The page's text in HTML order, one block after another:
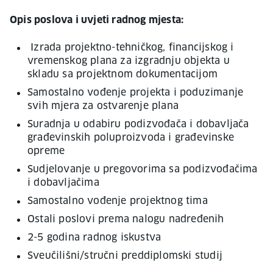
Opis poslova i uvjeti radnog mjesta:
Izrada projektno-tehničkog, financijskog i
vremenskog plana za izgradnju objekta u
skladu sa projektnom dokumentacijom
Samostalno vođenje projekta i poduzimanje
svih mjera za ostvarenje plana
Suradnja u odabiru podizvođača i dobavljača
građevinskih poluproizvoda i građevinske
opreme
Sudjelovanje u pregovorima sa podizvođačima
i dobavljačima
Samostalno vođenje projektnog tima
Ostali poslovi prema nalogu nadređenih
2-5 godina radnog iskustva
Sveučilišni/stručni preddiplomski studij